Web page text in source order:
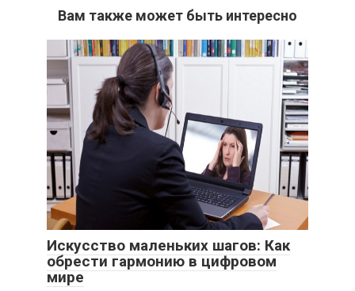
Вам также может быть интересно
Искусство маленьких шагов: Как
обрести гармонию в цифровом
мире